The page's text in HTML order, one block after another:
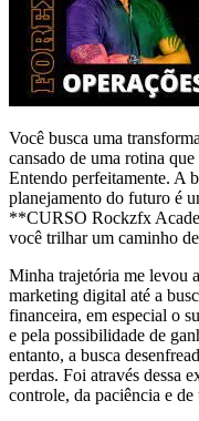
Você busca uma
cansado de uma rotina
Entendo perfeitamente. A
planejamento do futuro é
**CURSO Rockzfx
você trilhar um caminho
Minha trajetória me levou
marketing digital até a
financeira, em especial o
e pela possibilidade de
entanto, a busca
perdas. Foi através dessa
controle, da paciência e